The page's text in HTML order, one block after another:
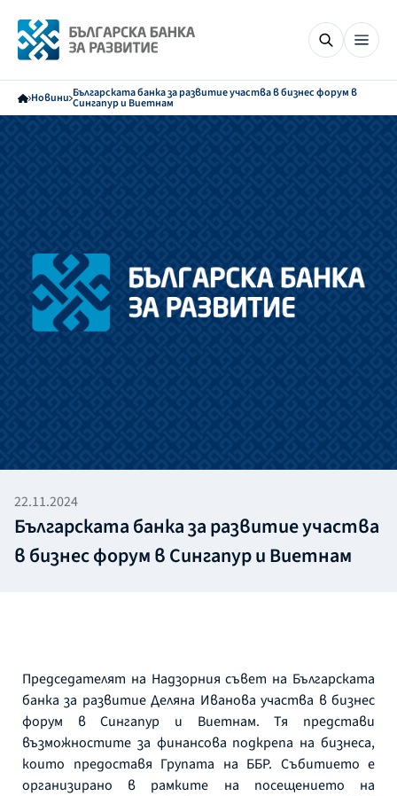
Новини Българската банка за развитие участва в бизнес форум в
Сингапур и Виетнам
22.11.2024
Българската банка за развитие участва
в бизнес форум в Сингапур и Виетнам
Председателят на Надзорния съвет на Българската
банка за развитие Деляна Иванова участва в бизнес
форум в Сингапур и Виетнам. Тя представи
възможностите за финансова подкрепа на бизнеса,
които предоставя Групата на ББР. Събитието е
организирано в рамките на посещението на